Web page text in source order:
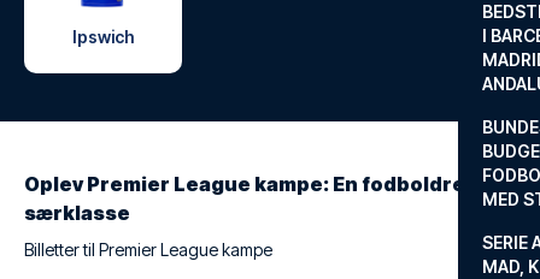
I
MED
SERIE
MAD,
Ipswich
Oplev Premier League kampe: En fodboldrejse i
særklasse
Billetter til Premier League kampe